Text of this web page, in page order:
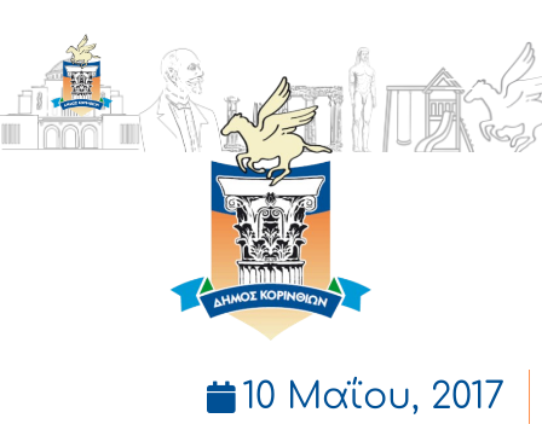
ΔΗΜΟΣ
ΚΟΡΙΝΘΙΩΝ
10 Μαΐου, 2017